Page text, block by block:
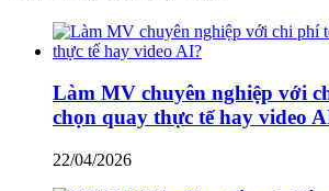
Làm MV chuyên nghiệp với
chọn quay thực tế hay video
22/04/2026